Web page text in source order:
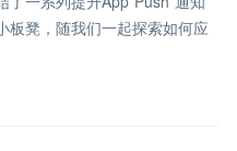
板凳，随我们一起探索如何应